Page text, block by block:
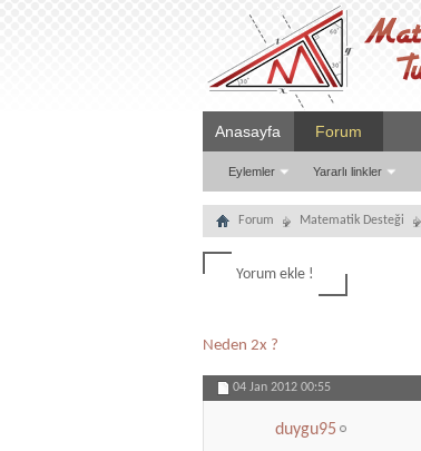
Anasayfa Forum
Eylemler Yararlı linkler
Forum Matematik Desteği
Yorum ekle !
Neden 2x ?
04 Jan 2012 00:55
duygu95